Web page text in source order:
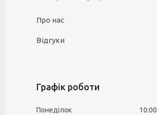
Про нас
Відгуки
Графік роботи
Понеділок 10:00